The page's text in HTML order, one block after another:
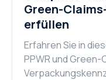
Green-
erfüllen
Erfahren Sie in
PPWR und